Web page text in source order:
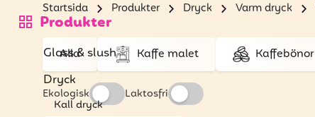
Produkter
Glass & slush
Dryck
Kall dryck
Startsida Produkter Dryck Varm dryck
Alla Kaffe malet Kaffebönor
Ekologisk Laktosfri